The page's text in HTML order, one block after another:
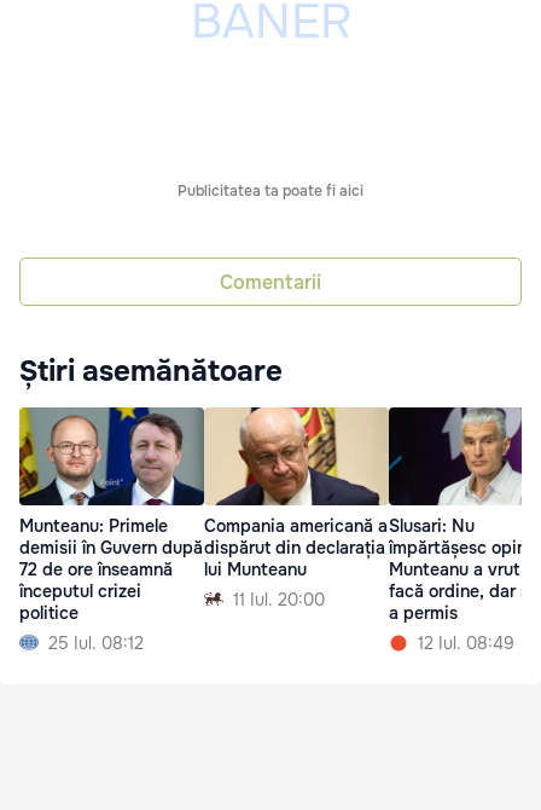
Publicitatea ta poate fi aici
Comentarii
Știri asemănătoare
Munteanu: Primele
demisii în Guvern după
72 de ore înseamnă
începutul crizei
politice
25 Iul. 08:12
Compania americană a
dispărut din declarația
lui Munteanu
11 Iul. 20:00
Slusari: Nu
împărtășesc
Munteanu a vrut să
facă ordine, dar
a permis
12 Iul. 08:49